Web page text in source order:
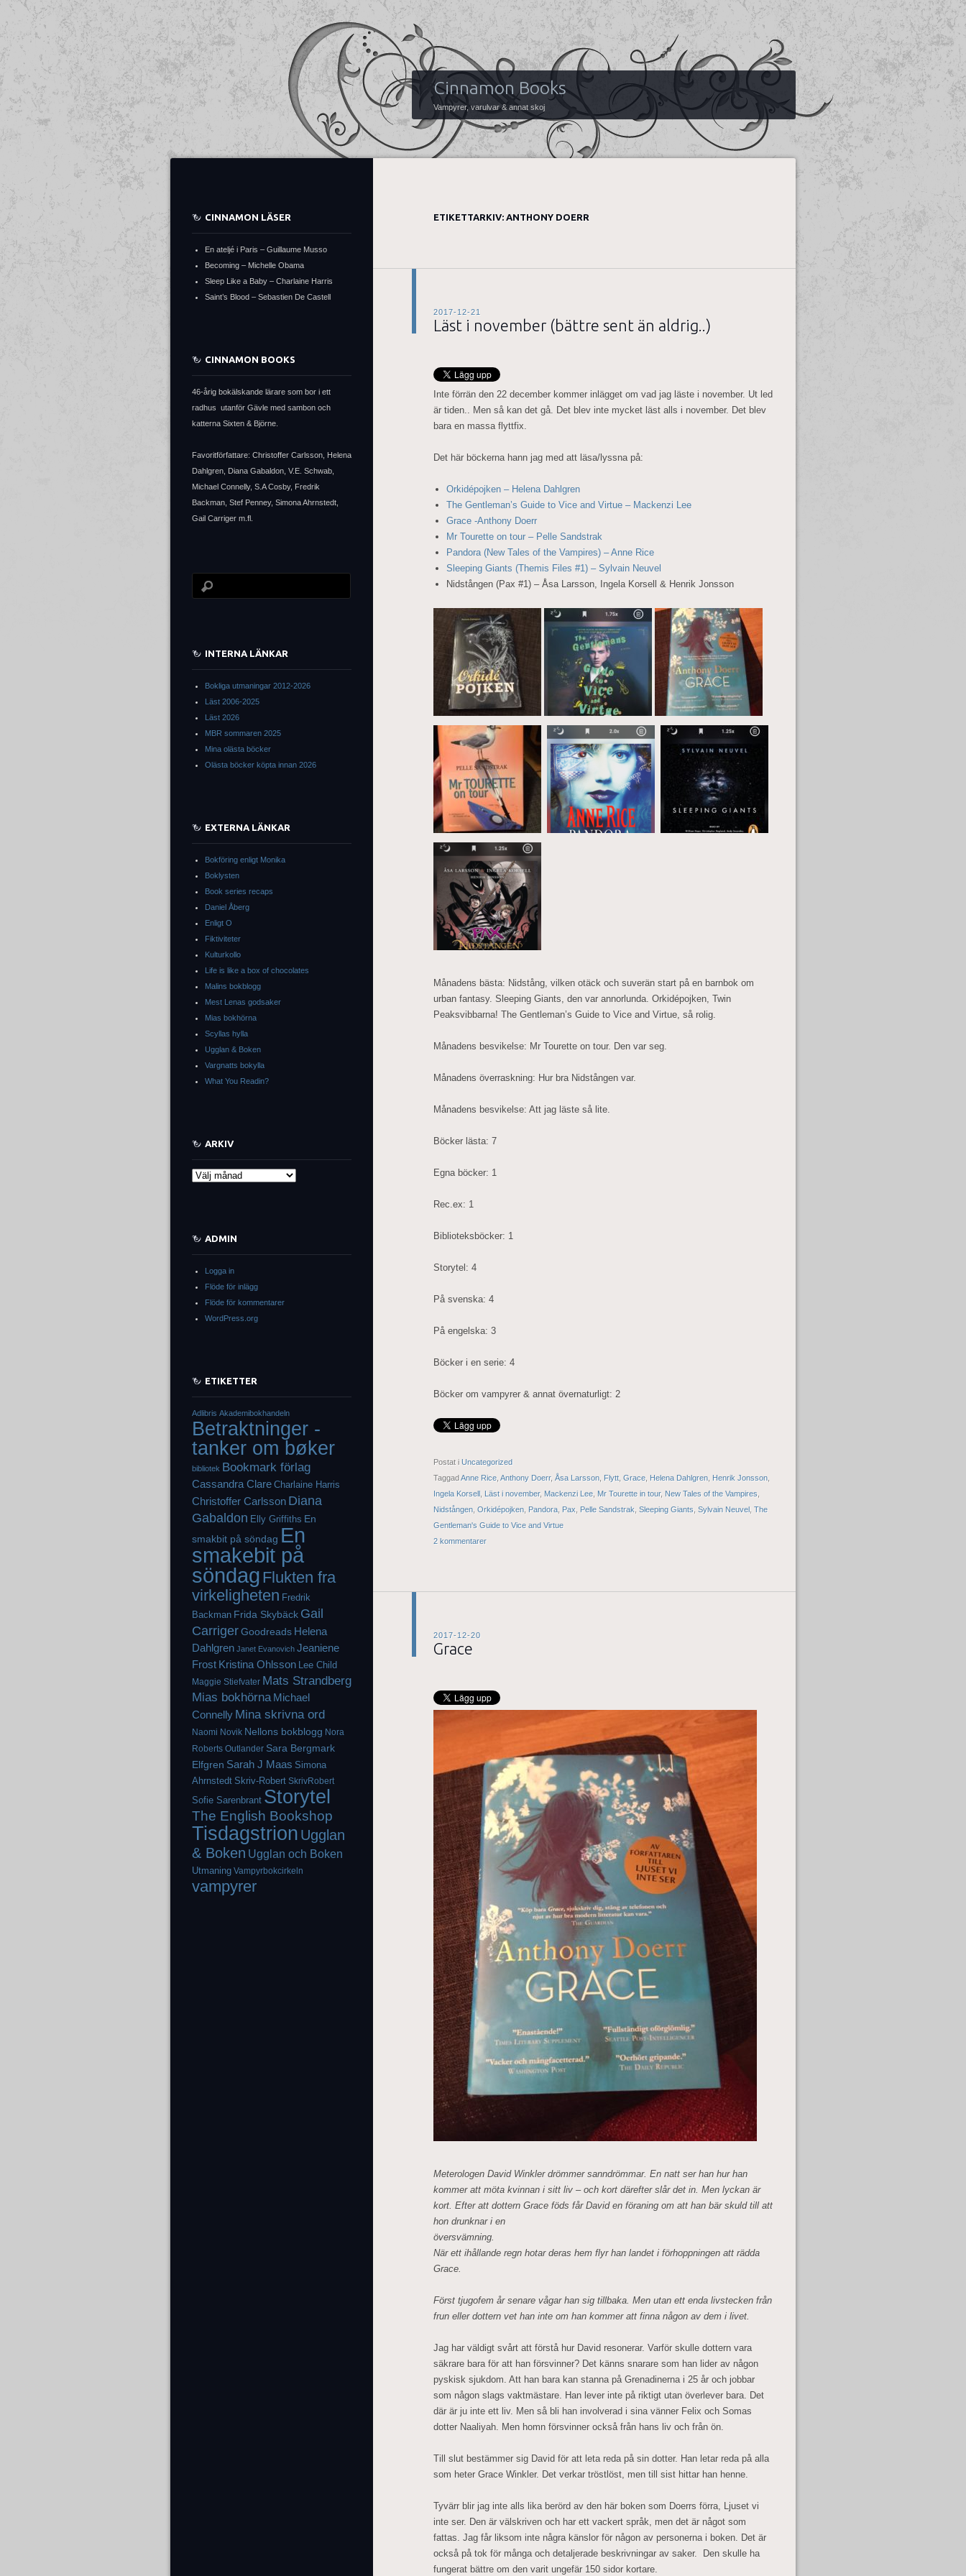
Cinnamon Books
Vampyrer, varulvar & annat skoj
ETIKETTARKIV: ANTHONY DOERR
2017-12-21
Läst i november (bättre sent än aldrig..)
Inte förrän den 22 december kommer inlägget om vad jag läste i november. Ut led
är tiden.. Men så kan det gå. Det blev inte mycket läst alls i november. Det blev
bara en massa flyttfix.
Det här böckerna hann jag med att läsa/lyssna på:
Orkidépojken – Helena Dahlgren
The Gentleman’s Guide to Vice and Virtue – Mackenzi Lee
Grace -Anthony Doerr
Mr Tourette on tour – Pelle Sandstrak
Pandora (New Tales of the Vampires) – Anne Rice
Sleeping Giants (Themis Files #1) – Sylvain Neuvel
Nidstången (Pax #1) – Åsa Larsson, Ingela Korsell & Henrik Jonsson
Månadens bästa: Nidstång, vilken otäck och suverän start på en barnbok om
urban fantasy. Sleeping Giants, den var annorlunda. Orkidépojken, Twin
Peaksvibbarna! The Gentleman’s Guide to Vice and Virtue, så rolig.
Månadens besvikelse: Mr Tourette on tour. Den var seg.
Månadens överraskning: Hur bra Nidstången var.
Månadens besvikelse: Att jag läste så lite.
Böcker lästa: 7
Egna böcker: 1
Rec.ex: 1
Biblioteksböcker: 1
Storytel: 4
På svenska: 4
På engelska: 3
Böcker i en serie: 4
Böcker om vampyrer & annat övernaturligt: 2
Postat i Uncategorized
TaggadAnne Rice Anthony Doerr, Åsa Larsson Flytt Grace Helena Dahlgren Henrik Jonsson
Ingela Korsell Läst i november, Mackenzi Lee Mr Tourette in tour, New Tales of the Vampires
Nidstången Orkidépojken Pandora Pax Pelle Sandstrak Sleeping Giants Sylvain Neuvel The
Gentleman's Guide to Vice and Virtue
2 kommentarer
2017-12-20
Grace
Meterologen David Winkler drömmer sanndrömmar. En natt ser han hur han
kommer att möta kvinnan i sitt liv – och kort därefter slår det in. Men lyckan är
kort. Efter att dottern Grace föds får David en föraning om att han bär skuld till att
hon drunknar i en
översvämning.
När ett ihållande regn hotar deras hem flyr han landet i förhoppningen att rädda
Grace.
Först tjugofem år senare vågar han sig tillbaka. Men utan ett enda livstecken från
frun eller dottern vet han inte om han kommer att finna någon av dem i livet.
Jag har väldigt svårt att förstå hur David resonerar. Varför skulle dottern vara
säkrare bara för att han försvinner? Det känns snarare som han lider av någon
pyskisk sjukdom. Att han bara kan stanna på Grenadinerna i 25 år och jobbar
som någon slags vaktmästare. Han lever inte på riktigt utan överlever bara. Det
där är ju inte ett liv. Men så bli han involverad i sina vänner Felix och Somas
dotter Naaliyah. Men homn försvinner också från hans liv och från ön.
Till slut bestämmer sig David för att leta reda på sin dotter. Han letar reda på alla
som heter Grace Winkler. Det verkar tröstlöst, men till sist hittar han henne.
Tyvärr blir jag inte alls lika berörd av den här boken som Doerrs förra, Ljuset vi
inte ser. Den är välskriven och har ett vackert språk, men det är något som
fattas. Jag får liksom inte några känslor för någon av personerna i boken. Det är
också på tok för många och detaljerade beskrivningar av saker. Den skulle ha
fungerat bättre om den varit ungefär 150 sidor kortare.
CINNAMON LÄSER
En ateljé i Paris – Guillaume Musso
Becoming – Michelle Obama
Sleep Like a Baby – Charlaine Harris
Saint’s Blood – Sebastien De Castell
CINNAMON BOOKS
46-årig bokälskande lärare som bor i ett
radhus utanför Gävle med sambon och
katterna Sixten & Björne.
Favoritförfattare: Christoffer Carlsson, Helena
Dahlgren, Diana Gabaldon, V.E. Schwab,
Michael Connelly, S.A Cosby, Fredrik
Backman, Stef Penney, Simona Ahrnstedt,
Gail Carriger m.fl.
INTERNA LÄNKAR
Bokliga utmaningar 2012-2026
Läst 2006-2025
Läst 2026
MBR sommaren 2025
Mina olästa böcker
Olästa böcker köpta innan 2026
EXTERNA LÄNKAR
Bokföring enligt Monika
Boklysten
Book series recaps
Daniel Åberg
Enligt O
Fiktiviteter
Kulturkollo
Life is like a box of chocolates
Malins bokblogg
Mest Lenas godsaker
Mias bokhörna
Scyllas hylla
Ugglan & Boken
Vargnatts bokylla
What You Readin?
ARKIV
Arkiv
ADMIN
Logga in
Flöde för inlägg
Flöde för kommentarer
WordPress.org
ETIKETTER
Adlibris Akademibokhandeln
Betraktninger -
tanker om bøker
bibliotek Bookmark förlag
Cassandra Clare Charlaine Harris
Christoffer Carlsson Diana
Gabaldon Elly Griffiths En
smakbit på söndag En
smakebit på
söndag Flukten fra
virkeligheten Fredrik
Backman Frida Skybäck Gail
CarrigerGoodreads Helena
Dahlgren Janet Evanovich Jeaniene
Frost Kristina Ohlsson Lee Child
Maggie Stiefvater Mats Strandberg
Mias bokhörna Michael
Connelly Mina skrivna ord
Naomi Novik Nellons bokblogg Nora
Roberts Outlander Sara Bergmark
Elfgren Sarah J Maas Simona
Ahrnstedt Skriv-Robert SkrivRobert
Sofie Sarenbrant Storytel
The English Bookshop
Tisdagstrion Ugglan
& Boken Ugglan och Boken
Utmaning Vampyrbokcirkeln
vampyrer